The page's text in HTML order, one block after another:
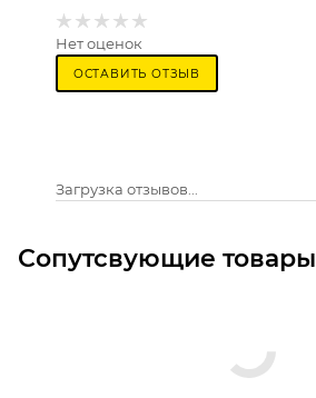
Нет оценок
ОСТАВИТЬ ОТЗЫВ
Загрузка отзывов...
Сопутсвующие товары